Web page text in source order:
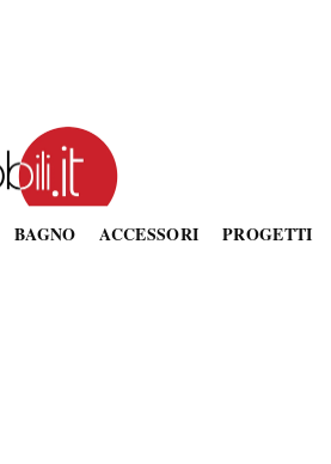
BAGNO ACCESSORI PROGETTI